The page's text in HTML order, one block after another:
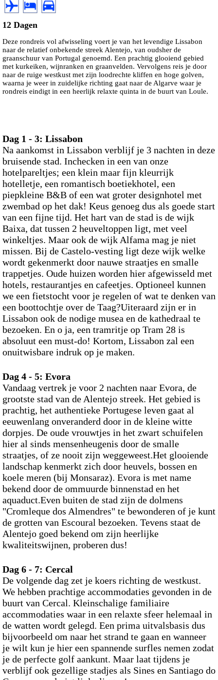
12 Dagen
Deze rondreis vol afwisseling voert je van het levendige Lissabon
naar de relatief onbekende streek Alentejo, van oudsher de
graanschuur van Portugal genoemd. Een prachtig glooiend gebied
met kurkeiken, wijnranken en graanvelden. Vervolgens reis je door
naar de ruige westkust met zijn loodrechte kliffen en hoge golven,
waarna je weer in zuidelijke richting gaat naar de Algarve waar je
rondreis eindigt in een heerlijk relaxte quinta in de buurt van Loule.
Dag 1 - 3: Lissabon
Na aankomst in Lissabon verblijf je 3 nachten in deze
bruisende stad. Inchecken in een van onze
hotelpareltjes; een klein maar fijn kleurrijk
hotelletje, een romantisch boetiekhotel, een
piepkleine B&B of een wat groter designhotel met
zwembad op het dak! Keus genoeg dus als goede start
van een fijne tijd. Het hart van de stad is de wijk
Baixa, dat tussen 2 heuveltoppen ligt, met veel
winkeltjes. Maar ook de wijk Alfama mag je niet
missen. Bij de Castelo-vesting ligt deze wijk welke
wordt gekenmerkt door nauwe straatjes en smalle
trappetjes. Oude huizen worden hier afgewisseld met
hotels, restaurantjes en cafeetjes. Optioneel kunnen
we een fietstocht voor je regelen of wat te denken van
een boottochtje over de Taag?Uiteraard zijn er in
Lissabon ook de nodige musea en de kathedraal te
bezoeken. En o ja, een tramritje op Tram 28 is
absoluut een must-do! Kortom, Lissabon zal een
onuitwisbare indruk op je maken.
Dag 4 - 5: Evora
Vandaag vertrek je voor 2 nachten naar Evora, de
grootste stad van de Alentejo streek. Het gebied is
prachtig, het authentieke Portugese leven gaat al
eeuwenlang onveranderd door in de kleine witte
dorpjes. De oude vrouwtjes in het zwart schuifelen
hier al sinds mensenheugenis door de smalle
straatjes, of ze nooit zijn weggeweest.Het glooiende
landschap kenmerkt zich door heuvels, bossen en
koele meren (bij Monsaraz). Evora is met name
bekend door de ommuurde binnenstad en het
aquaduct.Even buiten de stad zijn de dolmens
"Cromleque dos Almendres" te bewonderen of je kunt
de grotten van Escoural bezoeken. Tevens staat de
Alentejo goed bekend om zijn heerlijke
kwaliteitswijnen, proberen dus!
Dag 6 - 7: Cercal
De volgende dag zet je koers richting de westkust.
We hebben prachtige accommodaties gevonden in de
buurt van Cercal. Kleinschalige familiaire
accommodaties waar in een relaxte sfeer helemaal in
de watten wordt gelegd. Een prima uitvalsbasis dus
bijvoorbeeld om naar het strand te gaan en wanneer
je wilt kun je hier een spannende surfles nemen zodat
je de perfecte golf aankunt. Maar laat tijdens je
verblijf ook gezellige stadjes als Sines en Santiago do